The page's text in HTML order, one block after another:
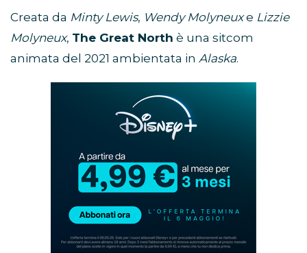
Creata da Minty Lewis, Wendy Molyneuxe Lizzie
Molyneux, The Great North è una sitcom
animata del 2021 ambientata in Alaska.
promozione